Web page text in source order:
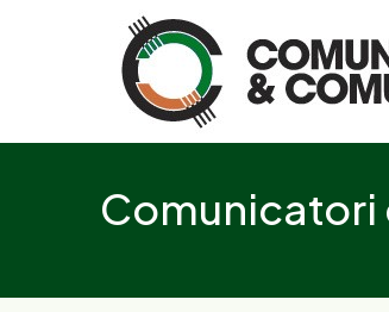
Logo
Comunicatori